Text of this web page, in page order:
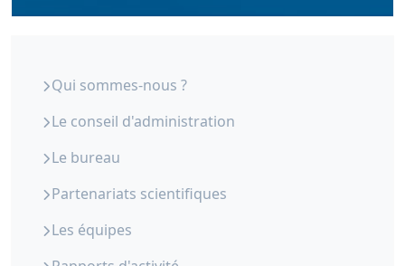
Qui sommes-nous ?
Le conseil d'administration
Le bureau
Partenariats scientifiques
Les équipes